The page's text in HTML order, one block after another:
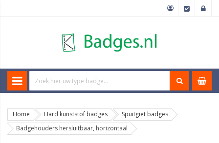
Home Hard kunststof badges
Spuitgiet badges
Badgehouders hersluitbaar, horizontaal